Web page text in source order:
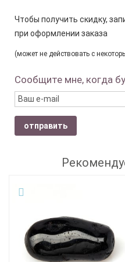
Чтобы получить скидку,
при оформлении заказа
(может не действовать с
Сообщите мне, когда
отправить